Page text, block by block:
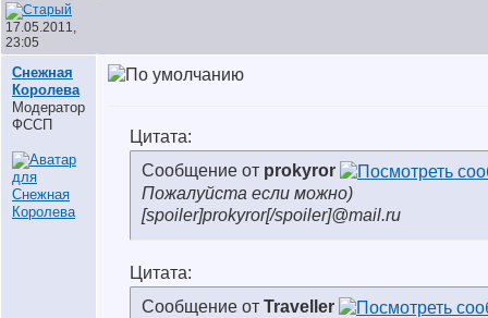
17.05.2011,
23:05
Снежная
Королева
Модератор
ФССП
Цитата:
Сообщение от prokyror
Пожалуйста если можно)
[spoiler]prokyror[/spoiler]@mail.ru
Цитата:
Сообщение от Traveller